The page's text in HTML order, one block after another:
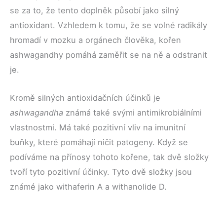
se za to, že tento doplněk působí jako silný
antioxidant. Vzhledem k tomu, že se volné radikály
hromadí v mozku a orgánech člověka, kořen
ashwagandhy pomáhá zaměřit se na ně a odstranit
je.
Kromě silných antioxidačních účinků je
ashwagandha známá také svými antimikrobiálními
vlastnostmi. Má také pozitivní vliv na imunitní
buňky, které pomáhají ničit patogeny. Když se
podíváme na přínosy tohoto kořene, tak dvě složky
tvoří tyto pozitivní účinky. Tyto dvě složky jsou
známé jako withaferin A a withanolide D.